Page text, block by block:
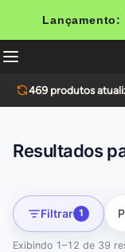
Lançamento:
469 produtos
Resultados
Filtrar 1
Exibindo 1–12 de 39